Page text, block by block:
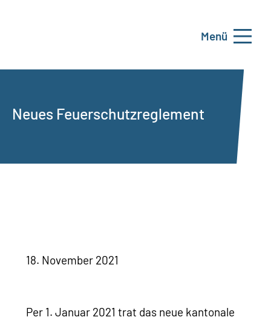
Menü
Neues Feuerschutzreglement
18. November 2021
Per 1. Januar 2021 trat das neue kantonale